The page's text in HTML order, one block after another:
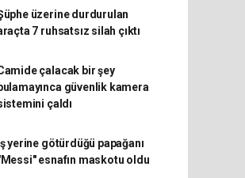
üzerine durdurulan
7 ruhsatsız silah çıktı
çalacak bir şey
bulamayınca güvenlik kamera
çaldı
yerine götürdüğü papağanı
esnafın maskotu oldu